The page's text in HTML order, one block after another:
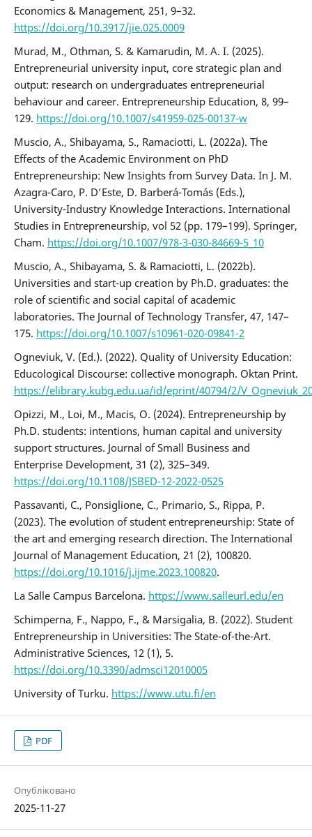
Economics & Management, 251, 9–32.
https://doi.org/10.3917/jie.025.0009
Murad, M., Othman, S. & Kamarudin, M. A. I. (2025).
Entrepreneurial university input, core strategic plan and
output: research on undergraduates entrepreneurial
behaviour and career. Entrepreneurship Education, 8, 99–
129. https://doi.org/10.1007/s41959-025-00137-w
Muscio, A., Shibayama, S., Ramaciotti, L. (2022a). The
Effects of the Academic Environment on PhD
Entrepreneurship: New Insights from Survey Data. In J. M.
Azagra-Caro, P. D’Este, D. Barberá-Tomás (Eds.),
University-Industry Knowledge Interactions. International
Studies in Entrepreneurship, vol 52 (pp. 179–199). Springer,
Cham. https://doi.org/10.1007/978-3-030-84669-5_10
Muscio, A., Shibayama, S. & Ramaciotti, L. (2022b).
Universities and start-up creation by Ph.D. graduates: the
role of scientific and social capital of academic
laboratories. The Journal of Technology Transfer, 47, 147–
175. https://doi.org/10.1007/s10961-020-09841-2
Ogneviuk, V. (Ed.). (2022). Quality of University Education:
Educological Discourse: collective monograph. Oktan Print.
https://elibrary.kubg.edu.ua/id/eprint/40794/2/
Opizzi, M., Loi, M., Macis, O. (2024). Entrepreneurship by
Ph.D. students: intentions, human capital and university
support structures. Journal of Small Business and
Enterprise Development, 31 (2), 325–349.
https://doi.org/10.1108/JSBED-12-2022-0525
Passavanti, C., Ponsiglione, C., Primario, S., Rippa, P.
(2023). The evolution of student entrepreneurship: State of
the art and emerging research direction. The International
Journal of Management Education, 21 (2), 100820.
https://doi.org/10.1016/j.ijme.2023.100820.
La Salle Campus Barcelona. https://www.salleurl.edu/en
Schimperna, F., Nappo, F., & Marsigalia, B. (2022). Student
Entrepreneurship in Universities: The State-of-the-Art.
Administrative Sciences, 12 (1), 5.
https://doi.org/10.3390/admsci12010005
University of Turku. https://www.utu.fi/en
PDF
Опубліковано
2025-11-27